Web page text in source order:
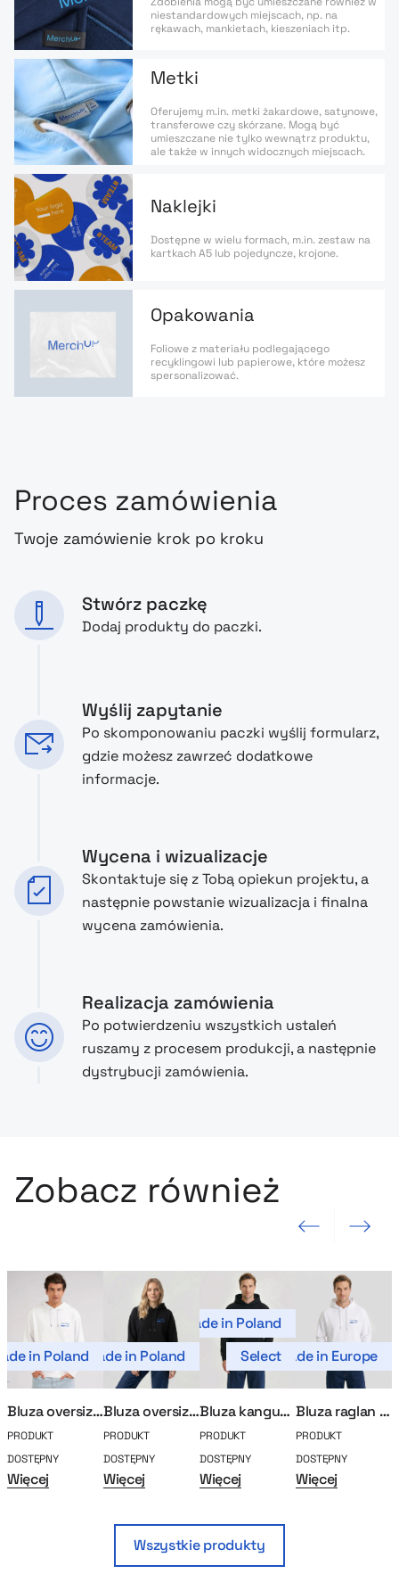
niestandardowych miejscach, np. na
rękawach, mankietach, kieszeniach itp.
Metki
Oferujemy m.in. metki żakardowe, satynowe,
transferowe czy skórzane. Mogą być
umieszczane nie tylko wewnątrz produktu,
ale także w innych widocznych miejscach.
Naklejki
Dostępne w wielu formach, m.in. zestaw na
kartkach A5 lub pojedyncze, krojone.
Opakowania
Foliowe z materiału podlegającego
recyklingowi lub papierowe, które możesz
spersonalizować.
Proces zamówienia
Twoje zamówienie krok po kroku
Stwórz paczkę
Dodaj produkty do paczki.
Wyślij zapytanie
Po skomponowaniu paczki wyślij formularz,
gdzie możesz zawrzeć dodatkowe
informacje.
Wycena i wizualizacje
Skontaktuje się z Tobą opiekun projektu, a
następnie powstanie wizualizacja i finalna
wycena zamówienia.
Realizacja zamówienia
Po potwierdzeniu wszystkich ustaleń
ruszamy z procesem produkcji, a następnie
dystrybucji zamówienia.
Zobacz również
Poprzedni slajd Następny
in Poland
Bluza oversize MerchUp
PRODUKT
DOSTĘPNY
Więcej
Made in Poland
Bluza oversize MerchUp Select
PRODUKT
DOSTĘPNY
Więcej
Made in Poland
Select
Bluza kangurka boxy MerchUp Select
PRODUKT
DOSTĘPNY
Więcej
Made in Europe
Bluza raglan MerchUp
PRODUKT
DOSTĘPNY
Więcej
Wszystkie produkty